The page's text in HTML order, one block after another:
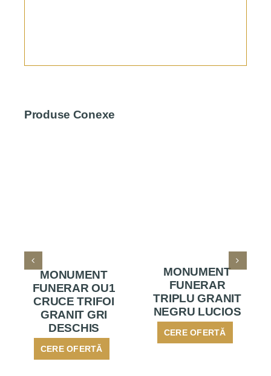
Produse Conexe
MONUMENT
FUNERAR OU1
CRUCE TRIFOI
GRANIT GRI
DESCHIS
CERE OFERTĂ
MONUMENT
FUNERAR
TRIPLU GRANIT
NEGRU LUCIOS
CERE OFERTĂ